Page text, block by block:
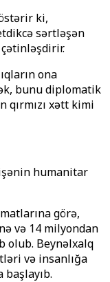
ki,
sərtləşən
çətinləşdirir.
ona
bunu diplomatik
xətt kimi
humanitar
görə,
və 14 milyondan
olub. Beynəlxalq
və insanlığa
başlayıb.